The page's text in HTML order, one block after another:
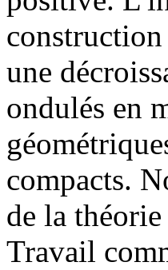
une
ondulés en
compacts.
de la
Travail